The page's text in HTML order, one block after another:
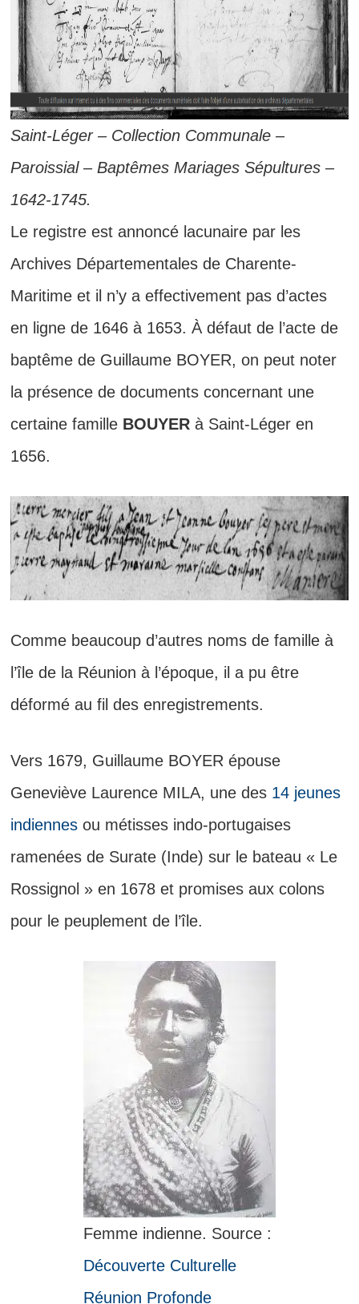
Saint-Léger – Collection Communale –
Paroissial – Baptêmes Mariages Sépultures –
1642-1745.
Le registre est annoncé lacunaire par les
Archives Départementales de Charente-
Maritime et il n’y a effectivement pas d’actes
en ligne de 1646 à 1653. À défaut de l’acte de
baptême de Guillaume BOYER, on peut noter
la présence de documents concernant une
certaine famille BOUYERà Saint-Léger en
1656.
Comme beaucoup d’autres noms de famille à
l’île de la Réunion à l’époque, il a pu être
déformé au fil des enregistrements.
Vers 1679, Guillaume BOYER épouse
Geneviève Laurence MILA, une des 14 jeunes
indiennesou métisses indo-portugaises
ramenées de Surate (Inde) sur le bateau « Le
Rossignol » en 1678 et promises aux colons
pour le peuplement de l’île.
Femme indienne. Source :
Découverte Culturelle
Réunion Profonde